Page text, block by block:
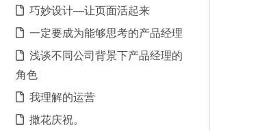
巧妙设计—让页面活起来
一定要成为能够思考的产品经理
浅谈不同公司背景下产品经理的
角色
我理解的运营
撒花庆祝。